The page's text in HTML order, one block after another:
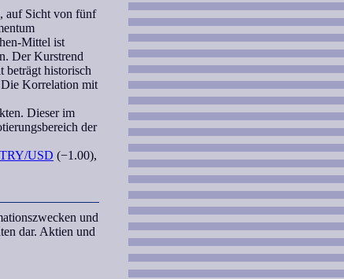
auf Sicht von fünf
-Mittel ist
Der Kurstrend
beträgt historisch
Korrelation mit
Dieser im
der
TRY/USD (−1.00),
und
dar. Aktien und